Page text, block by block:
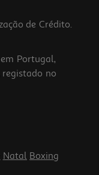
de Crédito.
Portugal,
no
Natal Boxing